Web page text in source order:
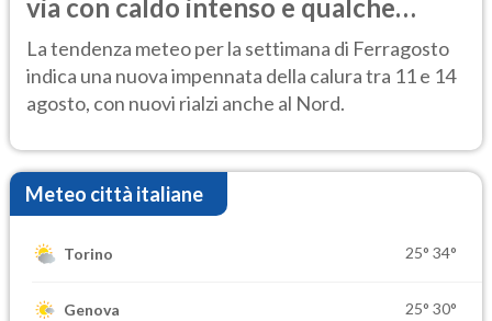
via con caldo intenso e qualche
temporale
La tendenza meteo per la settimana di Ferragosto
indica una nuova impennata della calura tra 11 e 14
agosto, con nuovi rialzi anche al Nord.
Meteo città italiane
Torino 25° 34°
Genova 25° 30°